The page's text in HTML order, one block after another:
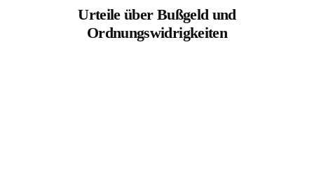
Urteile über Bußgeld und
Ordnungswidrigkeiten